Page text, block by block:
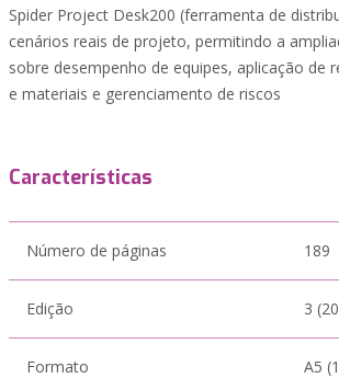
Spider Project Desk200 (ferramenta de
cenários reais de projeto, permitindo a
sobre desempenho de equipes, aplicação de
e materiais e gerenciamento de riscos
Características
Número de páginas 189
Edição 3
Formato A5